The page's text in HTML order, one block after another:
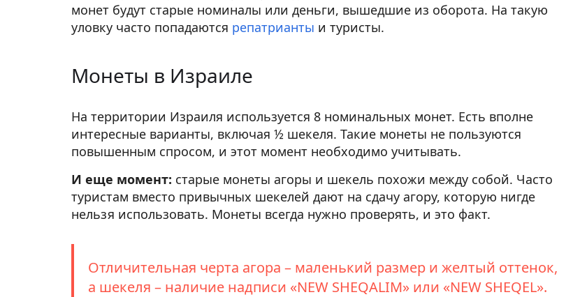
монет будут старые номиналы или деньги, вышедшие из оборота. На такую
уловку часто попадаются репатрианты и туристы.
Монеты в Израиле
На территории Израиля используется 8 номинальных монет. Есть вполне
интересные варианты, включая ½ шекеля. Такие монеты не пользуются
повышенным спросом, и этот момент необходимо учитывать.
И еще момент: старые монеты агоры и шекель похожи между собой. Часто
туристам вместо привычных шекелей дают на сдачу агору, которую нигде
нельзя использовать. Монеты всегда нужно проверять, и это факт.
Отличительная черта агора – маленький размер и желтый оттенок,
а шекеля – наличие надписи «NEW SHEQALIM» или «NEW SHEQEL».